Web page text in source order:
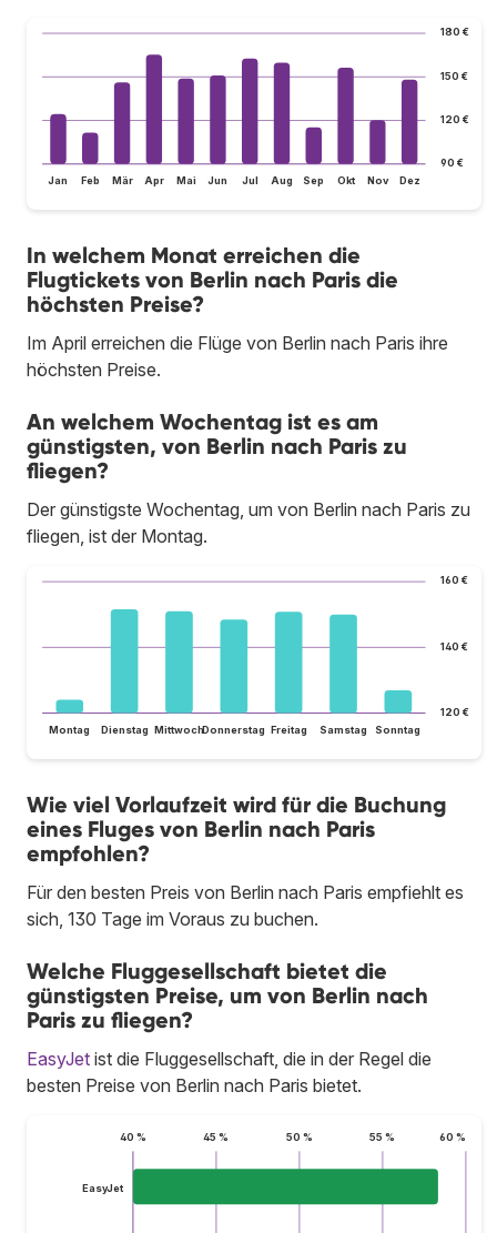
90 €
120 €
150 €
180 €
Jan Feb Mär Apr Mai Jun Jul Aug Sep Okt Nov Dez
In welchem Monat erreichen die
Flugtickets von Berlin nach Paris die
höchsten Preise?
Im April erreichen die Flüge von Berlin nach Paris ihre
höchsten Preise.
An welchem Wochentag ist es am
günstigsten, von Berlin nach Paris zu
fliegen?
Der günstigste Wochentag, um von Berlin nach Paris zu
fliegen, ist der Montag.
120 €
140 €
160 €
Montag Dienstag MittwochDonnerstag Freitag Samstag Sonntag
Wie viel Vorlaufzeit wird für die Buchung
eines Fluges von Berlin nach Paris
empfohlen?
Für den besten Preis von Berlin nach Paris empfiehlt es
sich, 130 Tage im Voraus zu buchen.
Welche Fluggesellschaft bietet die
günstigsten Preise, um von Berlin nach
Paris zu fliegen?
EasyJet ist die Fluggesellschaft, die in der Regel die
besten Preise von Berlin nach Paris bietet.
40 % 45 % 50 % 55 % 60 %
EasyJet